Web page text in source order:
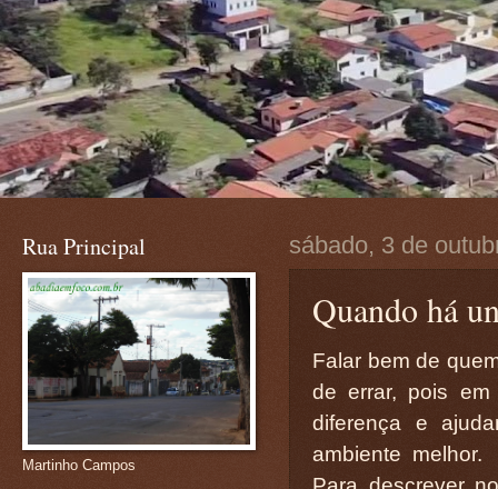
sábado, 3 de
Quando há
Falar bem de
de errar, pois
diferença e
ambiente melhor.
Rua Principal
Martinho Campos